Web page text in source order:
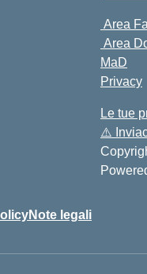
Area
Area
MaD
Privacy
Le tue
⚠️
Note legali